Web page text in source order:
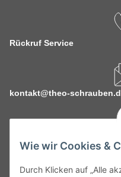
Wie wir Cookies &
Durch Klicken auf „Alle
Rückruf Service
kontakt@theo-